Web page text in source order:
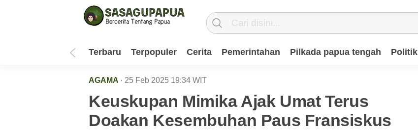
Terbaru Terpopuler Cerita Pemerintahan Pilkada papua tengah Politik
AGAMA · 25 Feb 2025 19:34 WIT
Keuskupan Mimika Ajak Umat Terus
Doakan Kesembuhan Paus Fransiskus